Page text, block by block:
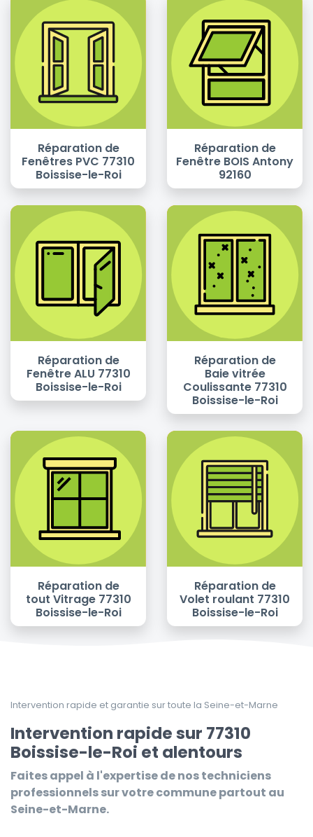
Réparation de
Fenêtres PVC 77310
Boissise-le-Roi
Réparation de
Fenêtre BOIS Antony
92160
Réparation de
Fenêtre ALU 77310
Boissise-le-Roi
Réparation de
Baie vitrée
Coulissante 77310
Boissise-le-Roi
Réparation de
tout Vitrage 77310
Boissise-le-Roi
Réparation de
Volet roulant 77310
Boissise-le-Roi
Intervention rapide et garantie sur toute la Seine-et-Marne
Intervention rapide sur 77310
Boissise-le-Roi et alentours
Faites appel à l'expertise de nos techniciens
professionnels sur votre commune partout au
Seine-et-Marne.